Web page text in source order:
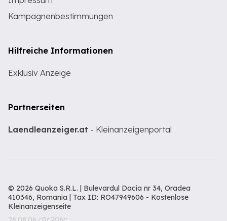
Kampagnenbestimmungen
Hilfreiche Informationen
Exklusiv Anzeige
Partnerseiten
Laendleanzeiger.at - Kleinanzeigenportal
© 2026 Quoka S.R.L. | Bulevardul Dacia nr 34, Oradea
410346, Romania | Tax ID: RO47949606 - Kostenlose
Kleinanzeigenseite